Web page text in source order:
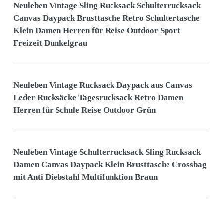
Neuleben Vintage Sling Rucksack Schulterrucksack
Canvas Daypack Brusttasche Retro Schultertasche
Klein Damen Herren für Reise Outdoor Sport
Freizeit Dunkelgrau
Neuleben Vintage Rucksack Daypack aus Canvas
Leder Rucksäcke Tagesrucksack Retro Damen
Herren für Schule Reise Outdoor Grün
Neuleben Vintage Schulterrucksack Sling Rucksack
Damen Canvas Daypack Klein Brusttasche Crossbag
mit Anti Diebstahl Multifunktion Braun